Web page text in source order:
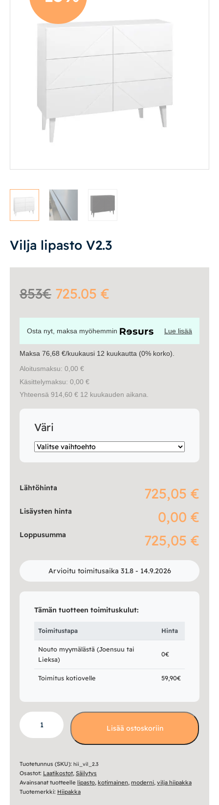
Mekanismituolit
Hyllyt
Kaapit
Vitriinit
Tasot
Senkit
Työpöydät ja työtuolit
Matot
Ulkokalusteet
Valaisimet
Vuodesohvat
Senioreille
Vilja lipasto V2.3
853€ 725.05 €
Osta nyt, maksa myöhemmin Lue lisää
Maksa 76,68 €/kuukausi 12 kuukautta (0% korko).
Aloitusmaksu: 0,00 €
Käsittelymaksu: 0,00 €
Yhteensä 914,60 € 12 kuukauden aikana.
Väri
Lähtöhinta 725,05 €
Lisäysten hinta 0,00 €
Loppusumma 725,05 €
Arvioitu toimitusaika 31.8 - 14.9.2026
Tämän tuotteen toimituskulut:
Toimitustapa Hinta
Nouto myymälästä (Joensuu tai
Lieksa)
0€
Toimitus kotiovelle 59,90€
Vilja
lipasto
V2.3
Lisää ostoskoriin
Tuotetunnus (SKU): hii_vil_2.3
Osastot: Laatikostot, Säilytys
Avainsanat tuotteelle lipasto, kotimainen, moderni, vilja hiipakka
Tuotemerkki: Hiipakka